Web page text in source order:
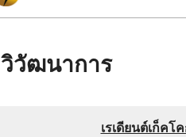
วิวัฒนาการ
เรเดียนต์เก็คโ